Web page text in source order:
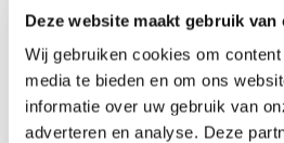
Deze website maakt gebruik van
Wij gebruiken cookies om
media te bieden en om ons
informatie over uw gebruik van
adverteren en analyse. Deze
snijvlak van financiële
duurzaamheidsambities — en
doorslaggevende rol spelen.